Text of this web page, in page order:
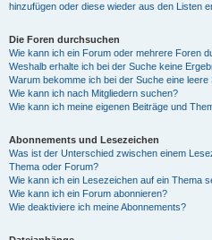
hinzufügen oder diese wieder aus den Listen
Die Foren durchsuchen
Wie kann ich ein Forum oder mehrere Foren
Weshalb erhalte ich bei der Suche keine
Warum bekomme ich bei der Suche eine leere
Wie kann ich nach Mitgliedern suchen?
Wie kann ich meine eigenen Beiträge und
Abonnements und Lesezeichen
Was ist der Unterschied zwischen einem
Thema oder Forum?
Wie kann ich ein Lesezeichen auf ein Thema
Wie kann ich ein Forum abonnieren?
Wie deaktiviere ich meine Abonnements?